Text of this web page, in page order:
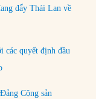
đẩy Thái Lan về
các quyết định đầu
Cộng sản